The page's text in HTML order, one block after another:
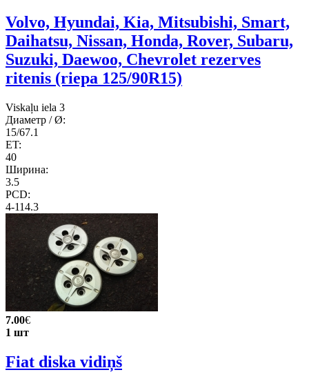
Volvo, Hyundai, Kia, Mitsubishi, Smart,
Daihatsu, Nissan, Honda, Rover, Subaru,
Suzuki, Daewoo, Chevrolet rezerves
ritenis (riepa 125/90R15)
Viskaļu iela 3
Диаметр / Ø:
15/67.1
ET:
40
Ширина:
3.5
PCD:
4-114.3
7.00€
1 шт
Fiat diska vidiņš